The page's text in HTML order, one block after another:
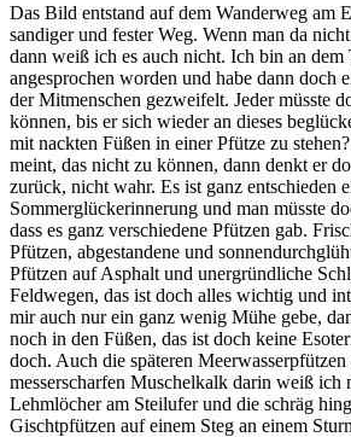
Das Bild entstand auf dem Wanderweg am
sandiger und fester Weg. Wenn man da
dann weiß ich es auch nicht. Ich bin an dem
angesprochen worden und habe dann doch
der Mitmenschen gezweifelt. Jeder müsste
können, bis er sich wieder an dieses
mit nackten Füßen in einer Pfütze zu
meint, das nicht zu können, dann denkt er
zurück, nicht wahr. Es ist ganz entschieden
Sommerglückerinnerung und man müsste
dass es ganz verschiedene Pfützen gab.
Pfützen, abgestandene und
Pfützen auf Asphalt und unergründliche
Feldwegen, das ist doch alles wichtig und
mir auch nur ein ganz wenig Mühe gebe,
noch in den Füßen, das ist doch keine
doch. Auch die späteren
messerscharfen Muschelkalk darin weiß ich
Lehmlöcher am Steilufer und die schräg
Gischtpfützen auf einem Steg an einem